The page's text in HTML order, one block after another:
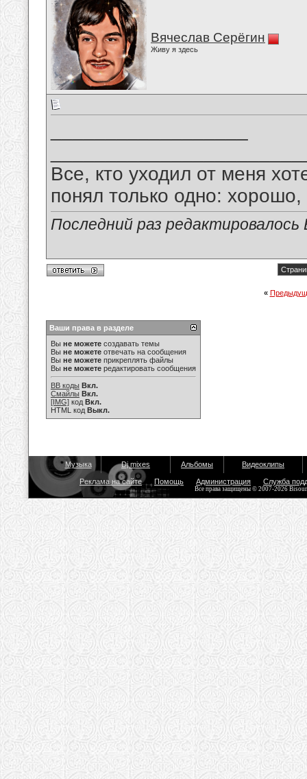
Вячеслав Серёгин
Живу я здесь
Все, кто уходил от меня
понял только одно:
Последний раз
«
Ваши права в разделе
Вы не можете создавать темы
Вы не можете отвечать на сообщения
Вы не можете прикреплять файлы
Вы не можете редактировать сообщения
BB коды Вкл.
Смайлы Вкл.
[IMG] код Вкл.
HTML код Выкл.
Музыка Dj mixes Альбомы Видеоклипы
Реклама на сайте Помощь Администрация Служба
Все права защищены © 2007-2026